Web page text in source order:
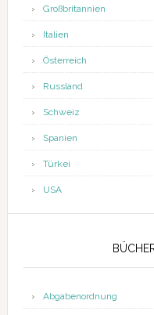
Großbritannien
Italien
Österreich
Russland
Schweiz
Spanien
Türkei
USA
Abgabenordnung